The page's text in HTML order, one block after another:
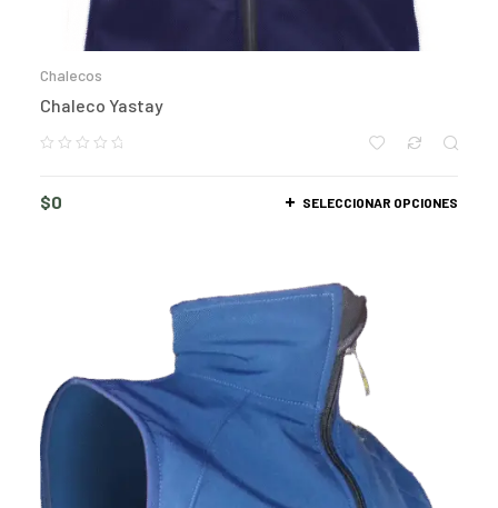
Chalecos
Chaleco Yastay
$0 SELECCIONAR OPCIONES